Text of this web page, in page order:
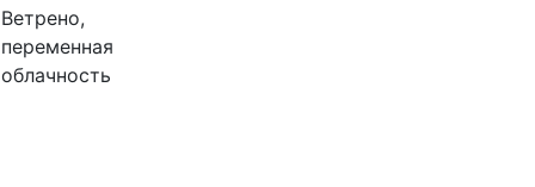
Ветрено,
переменная
облачность